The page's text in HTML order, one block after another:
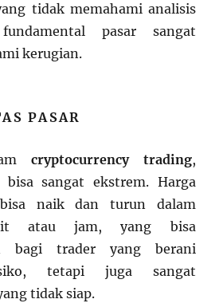
tidak memahami analisis
pasar sangat
kerugian.
PASAR
cryptocurrency trading,
bisa sangat ekstrem. Harga
bisa naik dan turun dalam
atau jam, yang bisa
bagi trader yang berani
tetapi juga sangat
tidak siap.